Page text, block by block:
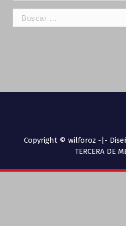
Copyright © wilforoz -|-
TERCERA DE